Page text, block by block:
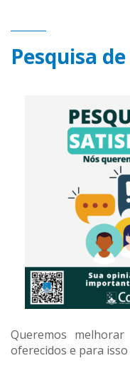
Pesquisa
Queremos
oferecidos e para